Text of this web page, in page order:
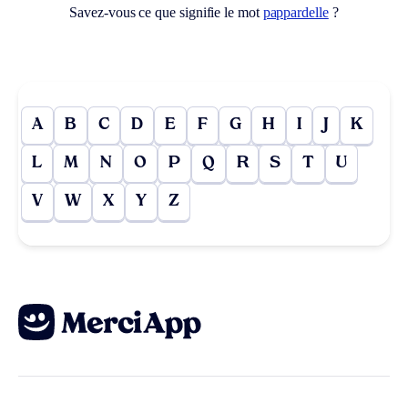
Savez-vous ce que signifie le mot pappardelle?
A B C D E F G H I J K
L M N O P Q R S T U
V W X Y Z